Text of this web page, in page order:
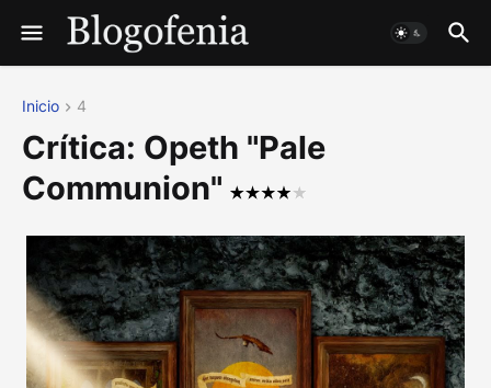
Inicio 4
Crítica: Opeth "Pale
Communion"